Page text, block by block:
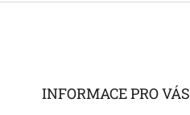
INFORMACE PRO VÁS